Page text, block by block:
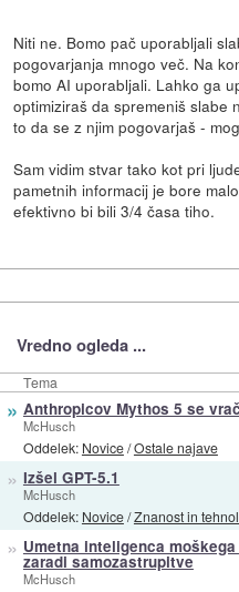
Niti ne. Bomo pač uporabljali
pogovarjanja mnogo več. Na
bomo AI uporabljali. Lahko ga
optimiziraš da spremeniš slabe
to da se z njim pogovarjaš -
Sam vidim stvar tako kot pri
pametnih informacij je bore
efektivno bi bili 3/4 časa tiho.
Vredno ogleda ...
Tema
» Anthropicov Mythos 5 se
McHusch
Oddelek: Novice/Ostale najave
» Izšel GPT-5.1
McHusch
Oddelek: Novice/Znanost in
» Umetna inteligenca
zaradi samozastrupitve
McHusch